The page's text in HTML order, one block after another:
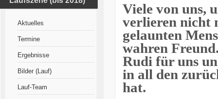
Aktuelles
Termine
Ergebnisse
Bilder (Lauf)
Lauf-Team
Viele von uns,
verlieren nicht
gelaunten
wahren
Rudi für uns
in all den
hat.